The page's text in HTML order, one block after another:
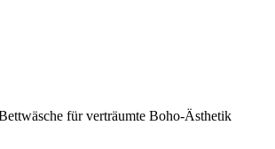
für verträumte Boho-Ästhetik